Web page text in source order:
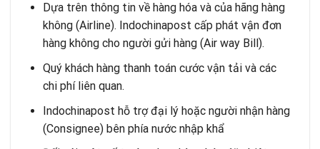
Dựa trên thông tin về hàng hóa và của hãng hàng
không (Airline). Indochinapost cấp phát vận đơn
hàng không cho người gửi hàng (Air way Bill).
Quý khách hàng thanh toán cước vận tải và các
chi phí liên quan.
Indochinapost hỗ trợ đại lý hoặc người nhận hàng
(Consignee) bên phía nước nhập khẩ